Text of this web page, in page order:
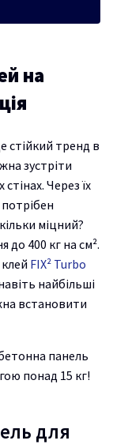
на
стійкий тренд в
зустріти
Через їх
міцний?
до 400 кг на см².
FIX² Turbo
найбільші
встановити
панель
понад 15 кг!
для